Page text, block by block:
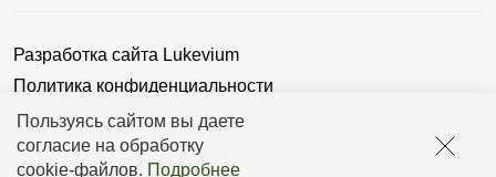
Пользуясь сайтом вы даете
согласие на обработку
cookie-файлов. Подробнее
Разработка сайта Lukevium
Политика конфиденциальности
Пользовательское соглашение